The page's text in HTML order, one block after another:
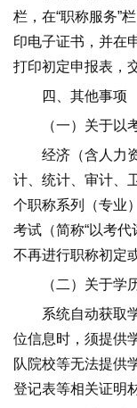
栏，在“职称服务”
印电子证书，并在
打印初定申报表，
四、其他事项
（一）关于以
经济（含人力
计、统计、审计、
个职称系列（专业
考试（简称“以考代
不再进行职称初定
（二）关于学
系统自动获取
位信息时，须提供
队院校等无法提供
登记表等相关证明